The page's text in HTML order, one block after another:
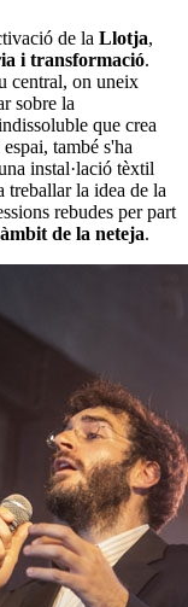
de la Llotja,
i transformació.
central, on uneix
sobre la
que crea
també s'ha
instal·lació tèxtil
treballar la idea de la
rebudes per part
de la neteja.